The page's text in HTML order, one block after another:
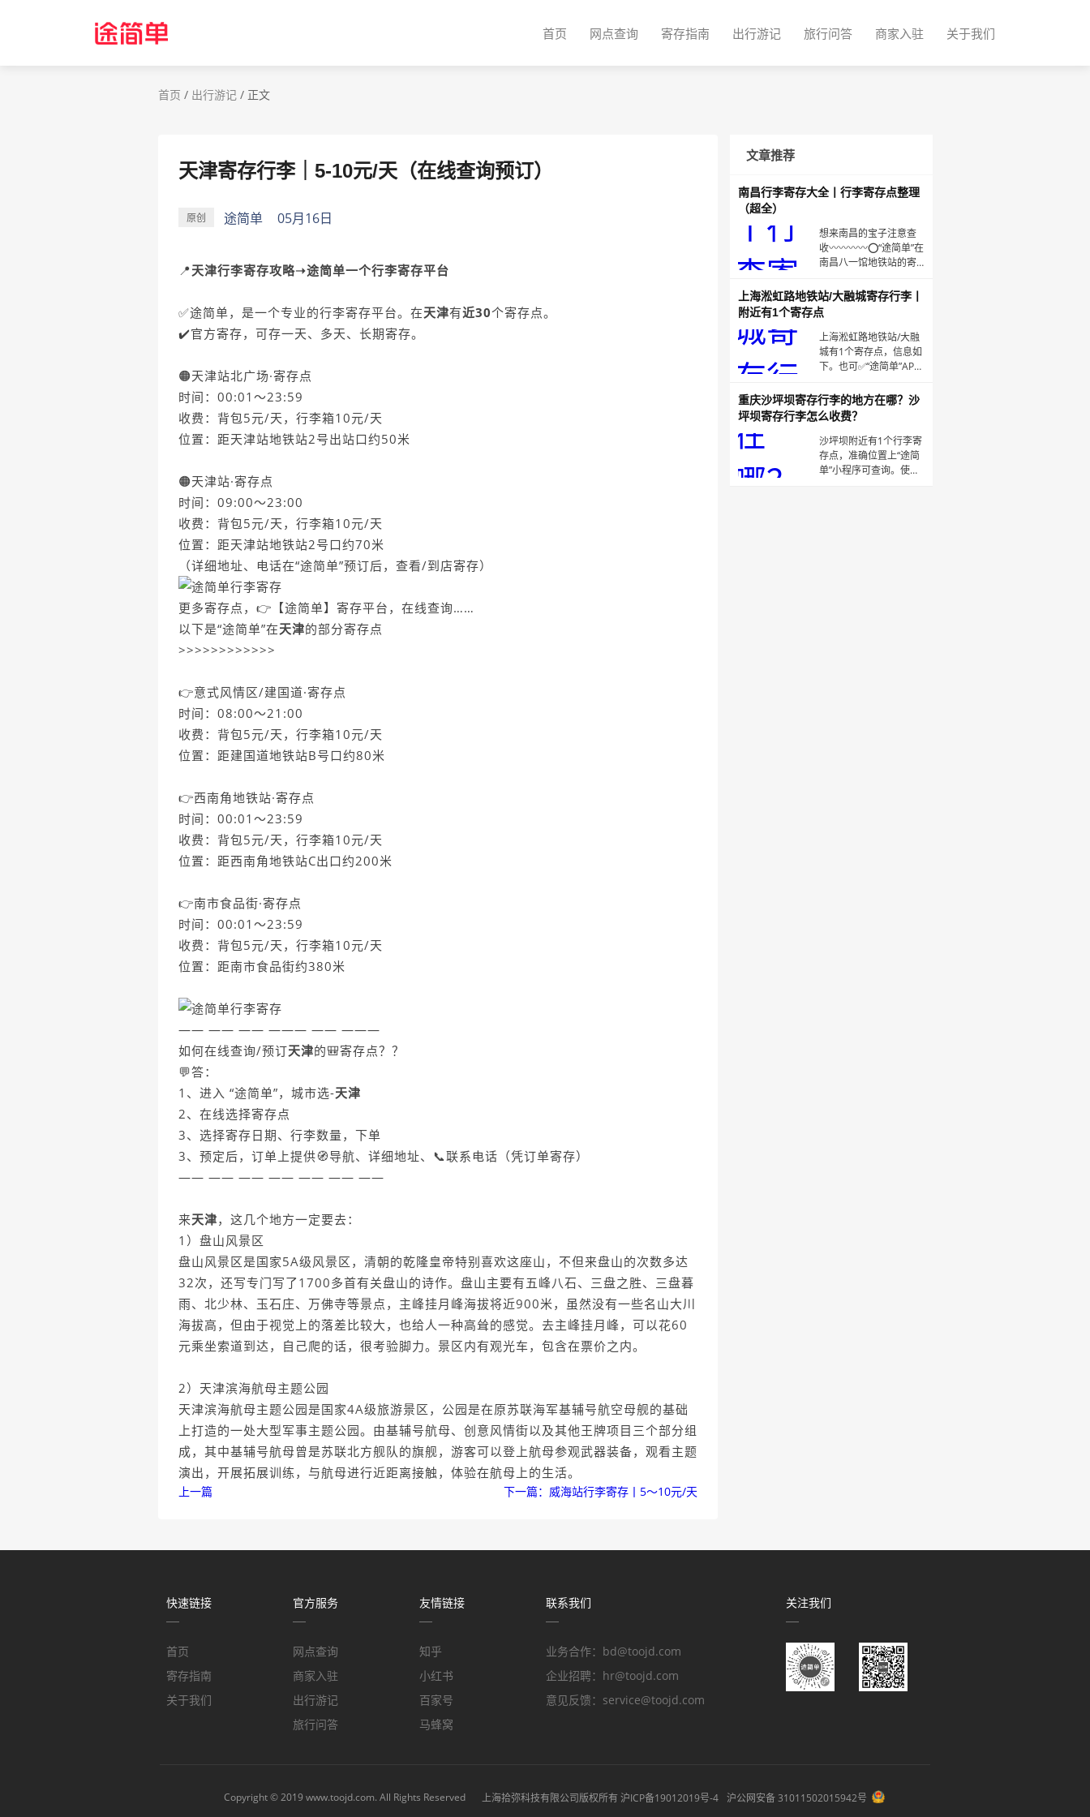
首页 网点查询 寄存指南 出行游记 旅行问答 商家入驻 关于我们
首页 / 出行游记 / 正文
天津寄存行李｜5-10元/天（在线查询预订）
原创 途简单 05月16日
📍 天津行李寄存攻略➝途简单️一个行李寄存平台
✅途简单，是一个专业的行李寄存平台。在天津有近30个寄存点。
✔️官方寄存，可存一天、多天、长期寄存。
🟠天津站北广场·寄存点
时间：00:01～23:59
收费：背包5元/天，行李箱10元/天
位置：距天津站地铁站2号出站口约50米
🟠天津站·寄存点
时间：09:00～23:00
收费：背包5元/天，行李箱10元/天
位置：距天津站地铁站2号口约70米
（详细地址、电话在“途简单”预订后，查看/到店寄存）
更多寄存点，👉【途简单】寄存平台，在线查询……
以下是“途简单”在天津的部分寄存点
>>>>>>>>>>>>
👉意式风情区/建国道·寄存点
时间：08:00～21:00
收费：背包5元/天，行李箱10元/天
位置：距建国道地铁站B号口约80米
👉西南角地铁站·寄存点
时间：00:01～23:59
收费：背包5元/天，行李箱10元/天
位置：距西南角地铁站C出口约200米
👉南市食品街·寄存点
时间：00:01～23:59
收费：背包5元/天，行李箱10元/天
位置：距南市食品街约380米
—— —— —— ——— —— ———
如何在线查询/预订天津的🎒寄存点？？
💬答：
1、进入 “途简单”，城市选-天津
2、在线选择寄存点
3、选择寄存日期、行李数量，下单
3、预定后，订单上提供🧭导航、详细地址、📞联系电话（凭订单寄存）
—— —— —— —— —— —— ——
来天津，这几个地方一定要去：
1）盘山风景区
盘山风景区是国家5A级风景区，清朝的乾隆皇帝特别喜欢这座山，不但来盘山的次数多达
32次，还写专门写了1700多首有关盘山的诗作。盘山主要有五峰八石、三盘之胜、三盘暮
雨、北少林、玉石庄、万佛寺等景点，主峰挂月峰海拔将近900米，虽然没有一些名山大川
海拔高，但由于视觉上的落差比较大，也给人一种高耸的感觉。去主峰挂月峰，可以花60
元乘坐索道到达，自己爬的话，很考验脚力。景区内有观光车，包含在票价之内。
2）天津滨海航母主题公园
天津滨海航母主题公园是国家4A级旅游景区，公园是在原苏联海军基辅号航空母舰的基础
上打造的一处大型军事主题公园。由基辅号航母、创意风情街以及其他王牌项目三个部分组
成，其中基辅号航母曾是苏联北方舰队的旗舰，游客可以登上航母参观武器装备，观看主题
演出，开展拓展训练，与航母进行近距离接触，体验在航母上的生活。
上一篇 下一篇：威海站行李寄存丨5～10元/天
文章推荐
南昌行李寄存大全丨行李寄存点整理
（超全）
想来南昌的宝子注意查
收〰️〰️〰️〰️⭕“途简单”在
南昌八一馆地铁站的寄
🔎八一馆地铁站（寄存
点）【营业时间：周一
至周日】📍八一馆地铁
站3口约280米🕐
00:01~23:59⭐具体🉑见
图「途简单」是
上海淞虹路地铁站/大融城寄存行李丨
附近有1个寄存点
上海淞虹路地铁站/大融
城有1个寄存点，信息如
下。也可✅“途简单”APP/
具体位置，收费透明，
可在线预订！该寄存点
详细信息如下：淞虹路
地铁站/大融城·寄存点营
业时间：6:00-21:00收
费：行李箱20元/天
重庆沙坪坝寄存行李的地方在哪？沙
坪坝寄存行李怎么收费？
沙坪坝附近有1个行李寄
存点，准确位置上“途简
单”小程序可查询。使用
快速链接
首页
寄存指南
关于我们
官方服务
网点查询
商家入驻
出行游记
旅行问答
友情链接
知乎
小红书
百家号
马蜂窝
联系我们
业务合作：bd@toojd.com
企业招聘：hr@toojd.com
意见反馈：service@toojd.com
关注我们
Copyright © 2019 www.toojd.com. All Rights Reserved 上海拾弥科技有限公司版权所有 沪ICP备19012019号-4 沪公网安备 31011502015942号